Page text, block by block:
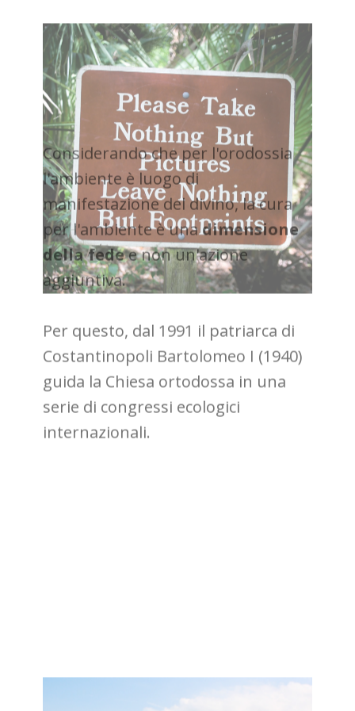
Considerando che per l'orodossia
l'ambiente è luogo di
manifestazione del divino, la cura
della fedee non un'azione
aggiuntiva.
Per questo, dal 1991 il patriarca di
Costantinopoli Bartolomeo I (1940)